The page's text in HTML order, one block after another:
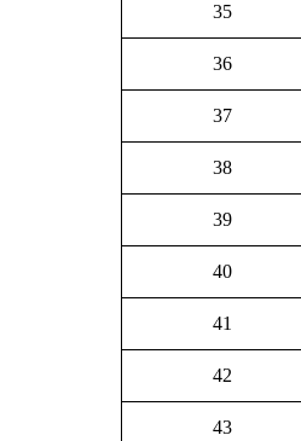
35
36
37
38
39
40
41
42
43